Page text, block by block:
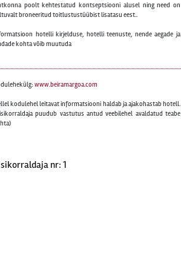
poolt kehtestatud kontseptsiooni alusel ning need on
broneeritud toitlustustüübist lisatasu eest..
hotelli kirjelduse, hotelli teenuste, nende aegade ja
kohta võib muutuda
www.beiramargoa.com
kodulehel leitavat informatsiooni haldab ja ajakohastab hotell.
puudub vastutus antud veebilehel avaldatud teabe
nr: 1